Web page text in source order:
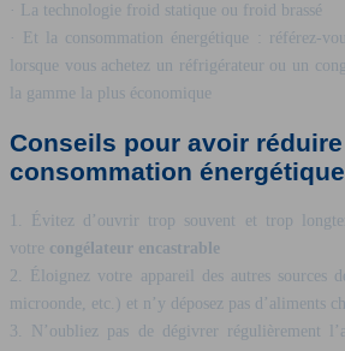
· La technologie froid statique ou froid brassé
· Et la consommation énergétique : référez-
lorsque vous achetez un réfrigérateur ou un
la gamme la plus économique
Conseils pour avoir
consommation énergétique
1. Évitez d’ouvrir trop souvent et trop
votre congélateur encastrable
2. Éloignez votre appareil des autres sources
microonde, etc.) et n’y déposez pas d’aliments
3. N’oubliez pas de dégivrer régulièrement